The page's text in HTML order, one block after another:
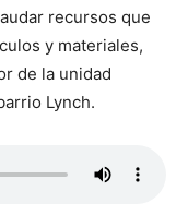
recursos que
y materiales,
de la unidad
Lynch.